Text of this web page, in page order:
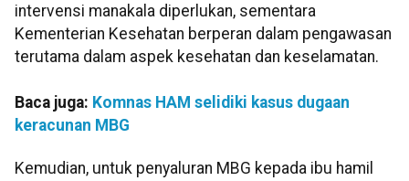
intervensi manakala diperlukan, sementara
Kementerian Kesehatan berperan dalam pengawasan
terutama dalam aspek kesehatan dan keselamatan.
Baca juga: Komnas HAM selidiki kasus dugaan
keracunan MBG
Kemudian, untuk penyaluran MBG kepada ibu hamil